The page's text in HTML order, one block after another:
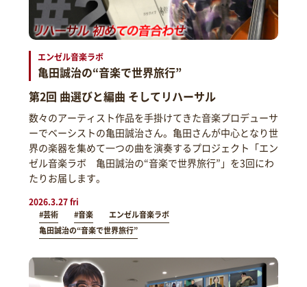
エンゼル音楽ラボ
亀田誠治の“音楽で世界旅行”
第2回 曲選びと編曲 そしてリハーサル
数々のアーティスト作品を手掛けてきた音楽プロデューサ
ーでベーシストの亀田誠治さん。亀田さんが中心となり世
界の楽器を集めて一つの曲を演奏するプロジェクト「エン
ゼル音楽ラボ 亀田誠治の“音楽で世界旅行”」を3回にわ
たりお届します。
2026.3.27 fri
#芸術 #音楽
エンゼル音楽ラボ
亀田誠治の“音楽で世界旅行”